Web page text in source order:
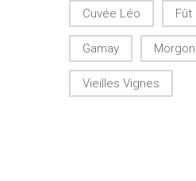
Cuvée Léo Fût
Gamay Morgon
Vieilles Vignes